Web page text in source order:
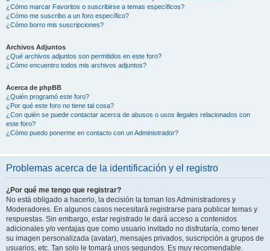
¿Cómo marcar Favoritos o suscribirse a temas específicos?
¿Cómo me suscribo a un foro específico?
¿Cómo borro mis suscripciones?
Archivos Adjuntos
¿Qué archivos adjuntos son permitidos en este foro?
¿Cómo encuentro todos mis archivos adjuntos?
Acerca de phpBB
¿Quién programó este foro?
¿Por qué este foro no tiene tal cosa?
¿Con quién se puede contactar acerca de abusos o usos ilegales relacionados con
este foro?
¿Cómo puedo ponerme en contacto con un Administrador?
Problemas acerca de la identificación y el registro
¿Por qué me tengo que registrar?
No está obligado a hacerlo, la decisión la toman los Administradores y
Moderadores. En algunos casos necesitará registrarse para publicar temas y
respuestas. Sin embargo, estar registrado le dará acceso a contenidos
adicionales y/o ventajas que como usuario invitado no disfrutaría, como tener
su imagen personalizada (avatar), mensajes privados, suscripción a grupos de
usuarios, etc. Tan solo le tomará unos segundos. Es muy recomendable.